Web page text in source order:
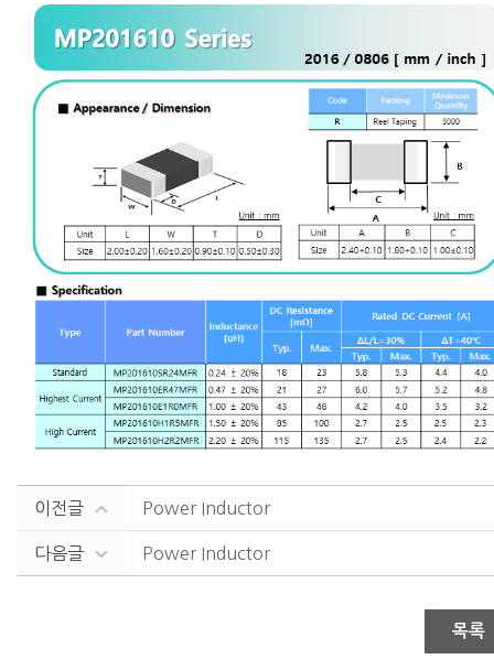
이전글 Power Inductor
다음글 Power Inductor
목록